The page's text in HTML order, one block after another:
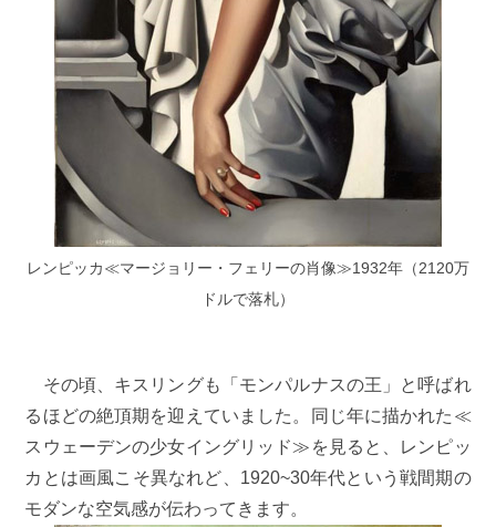
レンピッカ≪マージョリー・フェリーの肖像≫1932年（2120万
ドルで落札）
その頃、キスリングも「モンパルナスの王」と呼ばれ
るほどの絶頂期を迎えていました。同じ年に描かれた≪
スウェーデンの少女イングリッド≫を見ると、レンピッ
カとは画風こそ異なれど、1920~30年代という戦間期の
モダンな空気感が伝わってきます。